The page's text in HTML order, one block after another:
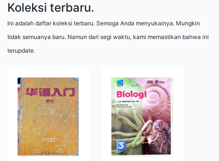
Koleksi terbaru.
Ini adalah daftar koleksi terbaru. Semoga Anda menyukainya. Mungkin
tidak semuanya baru. Namun dari segi waktu, kami memastikan bahwa ini
terupdate.